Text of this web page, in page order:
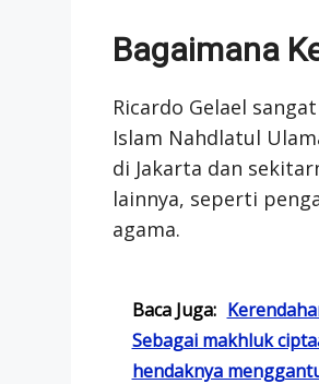
Bagaimana
Ricardo Gelael
Islam Nahdlatul
di Jakarta dan
lainnya, seperti
agama.
Baca Juga:
Sebagai makhluk
hendaknya